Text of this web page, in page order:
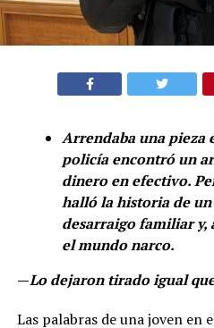
Arrendaba una pieza
policía encontró un
dinero en efectivo.
halló la historia de
desarraigo familiar y,
el mundo narco.
—Lo dejaron tirado igual
Las palabras de una joven en